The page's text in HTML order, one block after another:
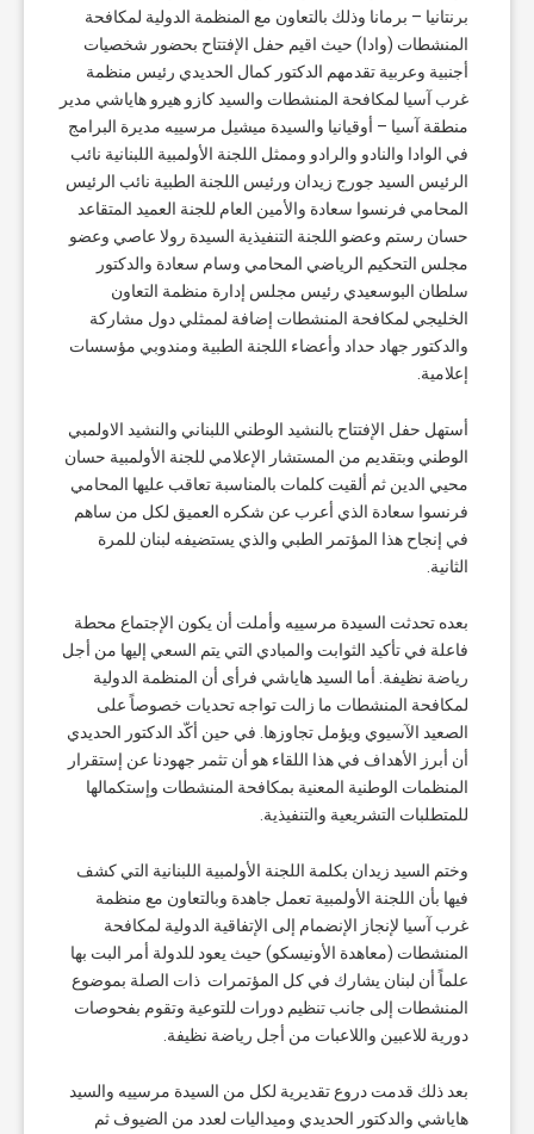
برنتانيا – برمانا وذلك بالتعاون مع المنظمة الدولية لمكافحة
المنشطات (وادا) حيث اقيم حفل الإفتتاح بحضور شخصيات
أجنبية وعربية تقدمهم الدكتور كمال الحديدي رئيس منظمة
غرب آسيا لمكافحة المنشطات والسيد كازو هيرو هاياشي مدير
منطقة آسيا – أوقيانيا والسيدة ميشيل مرسييه مديرة البرامج
في الوادا والنادو والرادو وممثل اللجنة الأولمبية اللبنانية نائب
الرئيس السيد جورج زيدان ورئيس اللجنة الطبية نائب الرئيس
المحامي فرنسوا سعادة والأمين العام للجنة العميد المتقاعد
حسان رستم وعضو اللجنة التنفيذية السيدة رولا عاصي وعضو
مجلس التحكيم الرياضي المحامي وسام سعادة والدكتور
سلطان البوسعيدي رئيس مجلس إدارة منظمة التعاون
الخليجي لمكافحة المنشطات إضافة لممثلي دول مشاركة
والدكتور جهاد حداد وأعضاء اللجنة الطبية ومندوبي مؤسسات
إعلامية.
أستهل حفل الإفتتاح بالنشيد الوطني اللبناني والنشيد الاولمبي
الوطني وبتقديم من المستشار الإعلامي للجنة الأولمبية حسان
محيي الدين ثم ألقيت كلمات بالمناسبة تعاقب عليها المحامي
فرنسوا سعادة الذي أعرب عن شكره العميق لكل من ساهم
في إنجاح هذا المؤتمر الطبي والذي يستضيفه لبنان للمرة
الثانية.
بعده تحدثت السيدة مرسييه وأملت أن يكون الإجتماع محطة
فاعلة في تأكيد الثوابت والمبادي التي يتم السعي إليها من أجل
رياضة نظيفة. أما السيد هاياشي فرأى أن المنظمة الدولية
لمكافحة المنشطات ما زالت تواجه تحديات خصوصاً على
الصعيد الآسيوي ويؤمل تجاوزها. في حين أكّد الدكتور الحديدي
أن أبرز الأهداف في هذا اللقاء هو أن تثمر جهودنا عن إستقرار
المنظمات الوطنية المعنية بمكافحة المنشطات وإستكمالها
للمتطلبات التشريعية والتنفيذية.
وختم السيد زيدان بكلمة اللجنة الأولمبية اللبنانية التي كشف
فيها بأن اللجنة الأولمبية تعمل جاهدة وبالتعاون مع منظمة
غرب آسيا لإنجاز الإنضمام إلى الإتفاقية الدولية لمكافحة
المنشطات (معاهدة الأونيسكو) حيث يعود للدولة أمر البت بها
علماً أن لبنان يشارك في كل المؤتمرات ذات الصلة بموضوع
المنشطات إلى جانب تنظيم دورات للتوعية وتقوم بفحوصات
دورية للاعبين واللاعبات من أجل رياضة نظيفة.
بعد ذلك قدمت دروع تقديرية لكل من السيدة مرسييه والسيد
هاياشي والدكتور الحديدي وميداليات لعدد من الضيوف ثم